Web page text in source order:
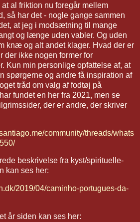
al friktion nu foregår mellem
så har det - nogle gange sammen
at jeg i modsætning til mange
og længe uden vabler. Og uden
knæ og alt andet klager. Hvad der er
der ikke nogen former for
Kun min personlige opfattelse af, at
spørgerne og andre få inspiration af
tråd om valg af fodtøj på
fundet en her fra 2021, men se
der er andre, der skriver
community/threads/whats
beskrivelse fra kyst/spirituelle-
kan ses her:
2019/04/caminho-portugues-da-
år siden kan ses her: